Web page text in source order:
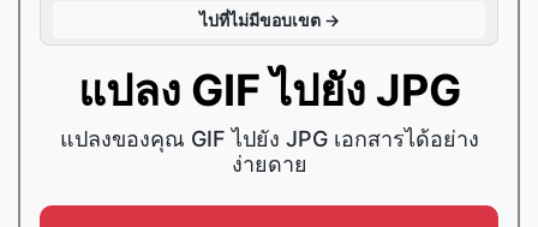
ไปที่ไม่มีขอบเขต →
แปลง GIF ไปยัง JPG
แปลงของคุณ GIF ไปยัง JPG เอกสารได้อย่าง
ง่ายดาย